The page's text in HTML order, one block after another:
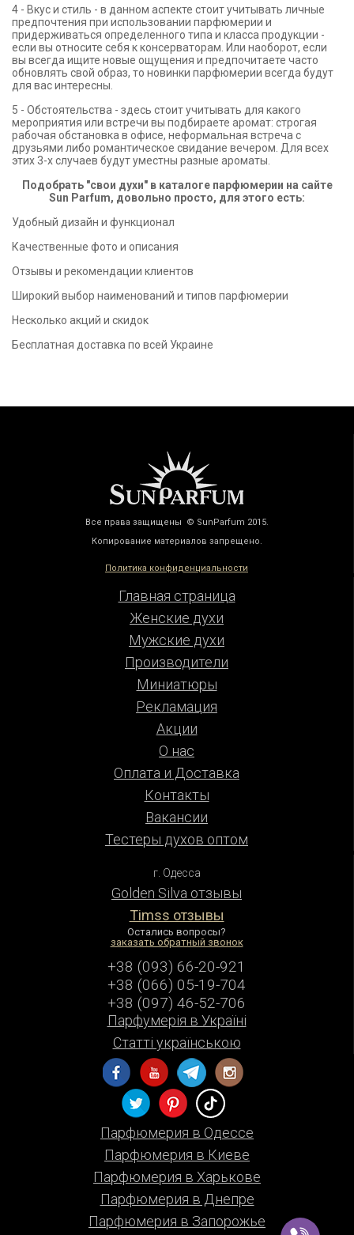
4 - Вкус и стиль - в данном аспекте стоит учитывать личные
предпочтения при использовании парфюмерии и
придерживаться определенного типа и класса продукции -
если вы относите себя к консерваторам. Или наоборот, если
вы всегда ищите новые ощущения и предпочитаете часто
обновлять свой образ, то новинки парфюмерии всегда будут
для вас интересны.
5 - Обстоятельства - здесь стоит учитывать для какого
мероприятия или встречи вы подбираете аромат: строгая
рабочая обстановка в офисе, неформальная встреча с
друзьями либо романтическое свидание вечером. Для всех
этих 3-х случаев будут уместны разные ароматы.
Подобрать "свои духи" в каталоге парфюмерии на сайте
Sun Parfum, довольно просто, для этого есть:
Удобный дизайн и функционал
Качественные фото и описания
Отзывы и рекомендации клиентов
Широкий выбор наименований и типов парфюмерии
Несколько акций и скидок
Бесплатная доставка по всей Украине
Все права защищены © SunParfum 2015.
Копирование материалов запрещено.
Политика конфиденциальности
Главная страница
Женские духи
Мужские духи
Производители
Миниатюры
Рекламация
Акции
О нас
Оплата и Доставка
Контакты
Вакансии
Тестеры духов оптом
г. Одесса
Golden Silva отзывы
Timss отзывы
Остались вопросы?
заказать обратный звонок
+38 (093) 66-20-921
+38 (066) 05-19-704
+38 (097) 46-52-706
Парфумерiя в Українi
Статті українською
Парфюмерия в Одессе
Парфюмерия в Киеве
Парфюмерия в Харькове
Парфюмерия в Днепре
Парфюмерия в Запорожье